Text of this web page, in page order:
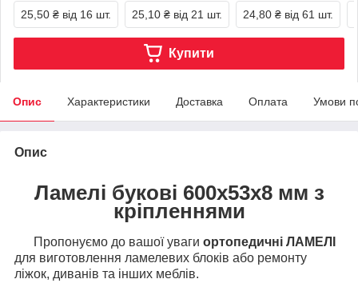
25,50 ₴ від 16 шт. 25,10 ₴ від 21 шт. 24,80 ₴ від 61 шт.
Купити
Опис Характеристики Доставка Оплата Умови
Опис
Ламелі букові 600х53х8 мм з
кріпленнями
Пропонуємо до вашої уваги ортопедичні ЛАМЕЛІ
для виготовлення ламелевих блоків або ремонту
ліжок, диванів та інших меблів.